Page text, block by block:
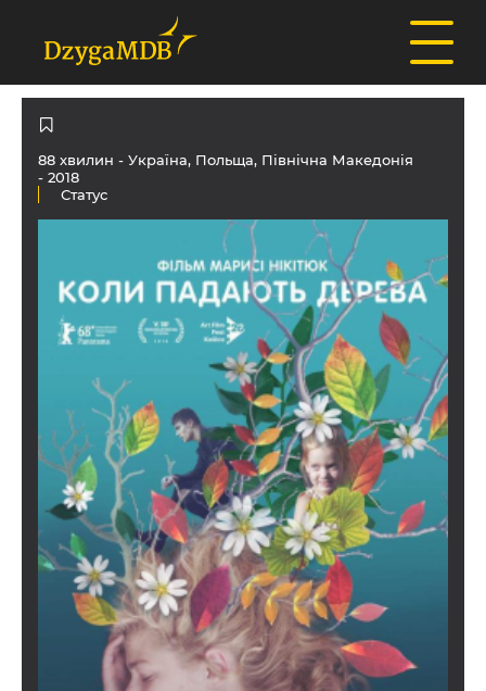
88 хвилин - Україна, Польща, Північна Македонія
- 2018
Статус